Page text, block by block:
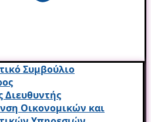
Συμβούλιο
Διευθυντής
Οικονομικών και